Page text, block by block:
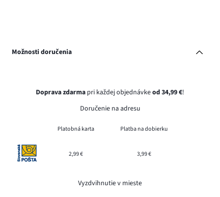
Možnosti doručenia
Doprava zdarma pri každej objednávkeod 34,99 €!
Doručenie na adresu
Platobná karta Platba na dobierku
2,99 € 3,99 €
Vyzdvihnutie v mieste